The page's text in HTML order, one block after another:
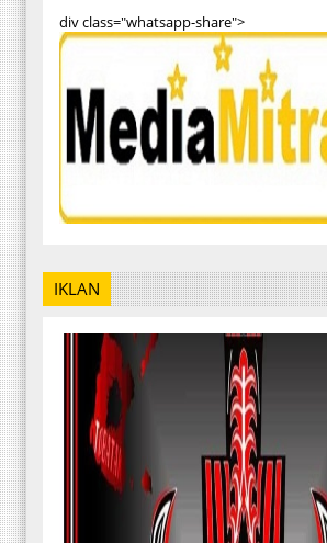
div class="whatsapp-share">
IKLAN